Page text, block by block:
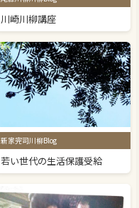
川崎川柳講座
新家完司川柳Blog
若い世代の生活保護受給